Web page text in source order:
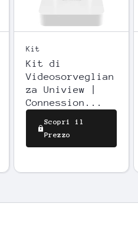
Kit
Kit di
Videosorveglian
za Uniview |
Connession...
Scopri il
Prezzo